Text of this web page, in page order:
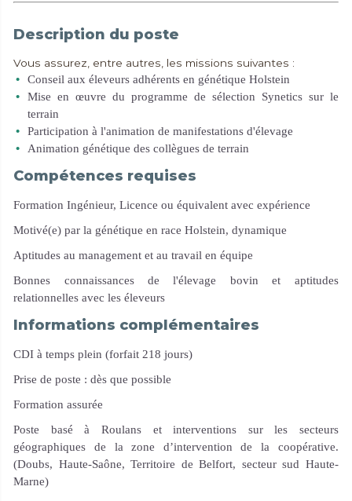
Description du poste
Vous assurez, entre autres, les missions suivantes :
Conseil aux éleveurs adhérents en génétique Holstein
Mise en œuvre du programme de sélection Synetics sur le
terrain
Participation à l'animation de manifestations d'élevage
Animation génétique des collègues de terrain
Compétences requises
Formation Ingénieur, Licence ou équivalent avec expérience
Motivé(e) par la génétique en race Holstein, dynamique
Aptitudes au management et au travail en équipe
Bonnes connaissances de l'élevage bovin et aptitudes
relationnelles avec les éleveurs
Informations complémentaires
CDI à temps plein (forfait 218 jours)
Prise de poste : dès que possible
Formation assurée
Poste basé à Roulans et interventions sur les secteurs
géographiques de la zone d’intervention de la coopérative.
(Doubs, Haute-Saône, Territoire de Belfort, secteur sud Haute-
Marne)